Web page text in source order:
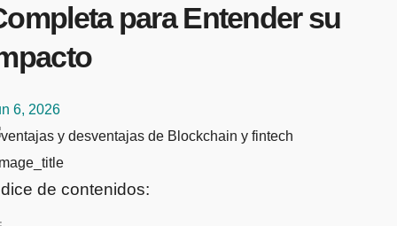
para Entender su
6, 2026
de contenidos: